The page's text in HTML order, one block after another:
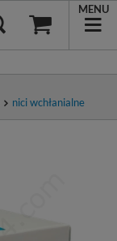
MENU
nici wchłanialne